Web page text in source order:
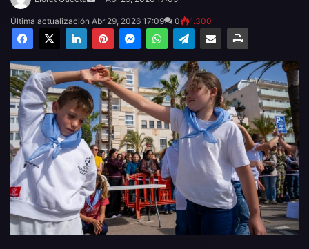
email
Última actualización Abr 29, 2026 17:09 0 1.300
Facebook
X LinkedInPinterestMessengerWhatsAppTelegramCompartir por email Imprimir